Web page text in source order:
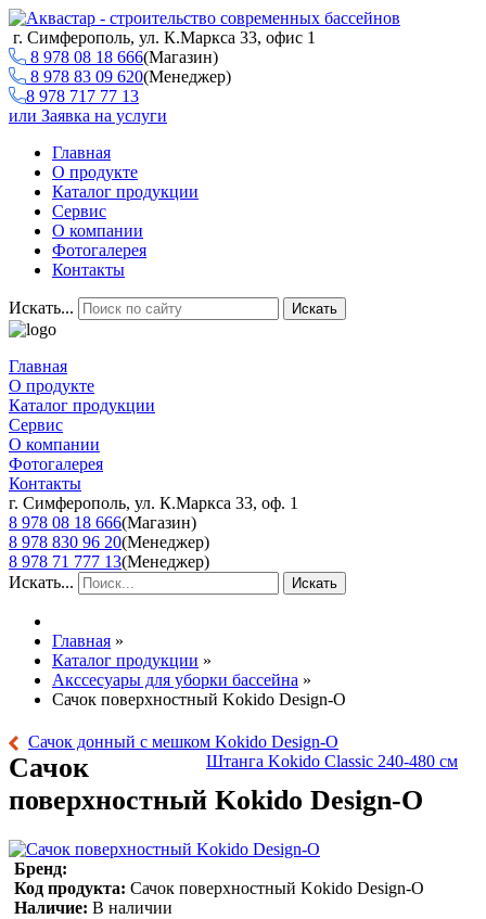
г. Симферополь, ул. К.Маркса 33, офис 1
8 978 08 18 666(Магазин)
8 978 83 09 620(Менеджер)
8 978 717 77 13
или Заявка на услуги
Главная
О продукте
Каталог продукции
Сервис
О компании
Фотогалерея
Контакты
Искать... Искать
Главная
О продукте
Каталог продукции
Сервис
О компании
Фотогалерея
Контакты
г. Симферополь, ул. К.Маркса 33, оф. 1
8 978 08 18 666(Магазин)
8 978 830 96 20(Менеджер)
8 978 71 777 13(Менеджер)
Искать...
Искать
Главная »
Каталог продукции »
Акссесуары для уборки бассейна »
Сачок поверхностный Kokido Design-O
Сачок донный с мешком Kokido Design-O
Штанга Kokido Classic 240-480 см
Сачок
поверхностный Kokido Design-O
Бренд:
Код продукта: Сачок поверхностный Kokido Design-O
Наличие: В наличии